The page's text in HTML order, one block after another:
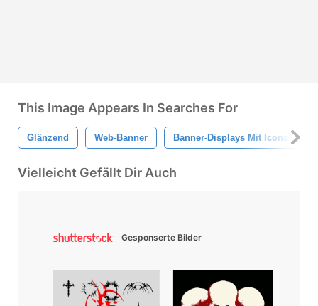
This Image Appears In Searches For
Glänzend Web-Banner Banner-Displays Mit Icons
Vielleicht Gefällt Dir Auch
Gesponserte Bilder